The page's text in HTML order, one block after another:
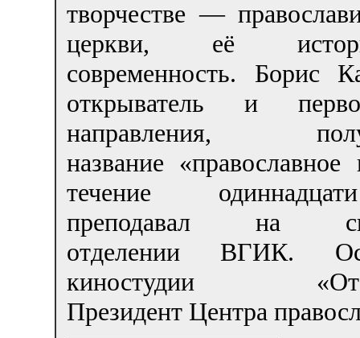
творчестве —
церкви, её
современность. Борис
открыватель и
направления,
название
течение
преподавал на
отделении ВГИК.
киностудии
Президент Центра